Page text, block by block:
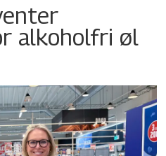
alkoholfri øl